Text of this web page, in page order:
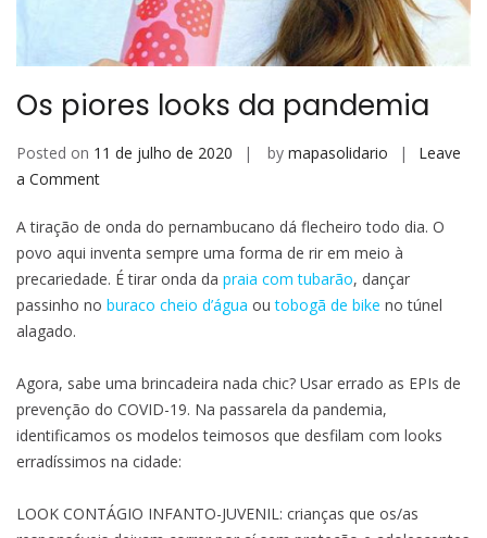
Os piores looks da pandemia
Posted on 11 de julho de 2020 by mapasolidario
Leave
a Commenton
piores
looks
da
pandemia
A tiração de onda do pernambucano dá flecheiro todo dia. O
povo aqui inventa sempre uma forma de rir em meio à
precariedade. É tirar onda da praia com tubarão, dançar
passinho no buraco cheio d’água outobogã de bike no túnel
alagado.
Agora, sabe uma brincadeira nada chic? Usar errado as EPIs de
prevenção do COVID-19. Na passarela da pandemia,
identificamos os modelos teimosos que desfilam com looks
erradíssimos na cidade:
LOOK CONTÁGIO INFANTO-JUVENIL: crianças que os/as